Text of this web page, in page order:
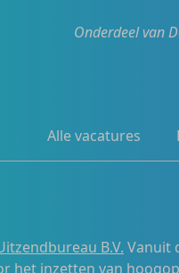
Onderdeel van
Alle vacatures
B.V. Vanuit
het inzetten van